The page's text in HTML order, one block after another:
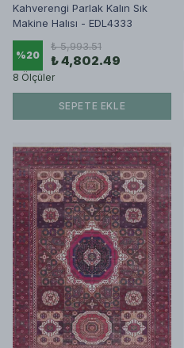
Kahverengi Parlak Kalın Sık
Makine Halısı - EDL4333
%20
₺ 5,993.51
₺ 4,802.49
8 Ölçüler
SEPETE EKLE